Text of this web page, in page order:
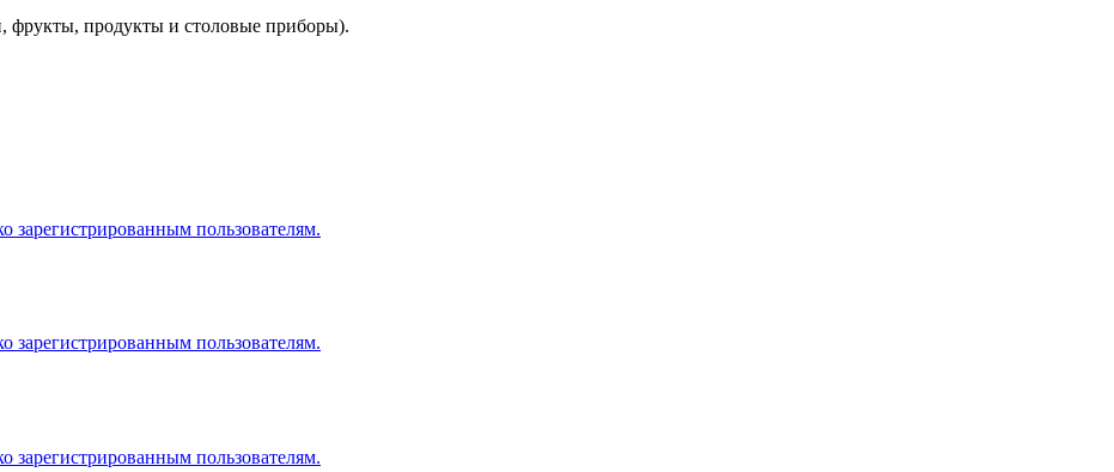
фрукты, продукты и столовые приборы).
зарегистрированным пользователям.
зарегистрированным пользователям.
зарегистрированным пользователям.